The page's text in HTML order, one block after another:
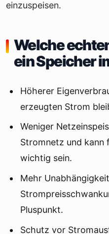
einzuspeisen.
Welche
ein Speicher
Höherer
erzeugten Strom
Weniger
Stromnetz und kann
wichtig sein.
Mehr
Pluspunkt.
Schutz vor